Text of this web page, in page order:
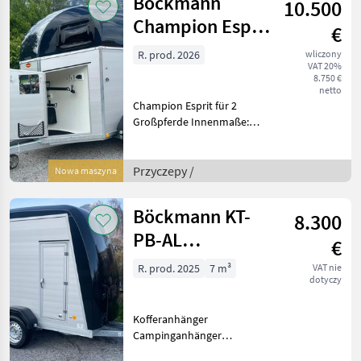
Nowa maszyna
Champion Esprit
2400kg mit
10.500
€
wliczony
VAT 20%
8.750 €
netto
R. prod. 2026
Champion Esprit für 2
Großpferde Innenmaße:
Gesamtgewicht 2400kg
Bereifung: 185/70 R 13,
Radzier
Przyczepy /
Böckmann KT-
PB-AL
3015/27MF
8.300
€
VAT nie
dotyczy
R. prod. 2025 7 m³
Kofferanhänger
Campinganhänger